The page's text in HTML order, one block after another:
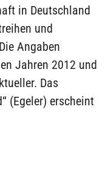
in Deutschland
und
Angaben
Jahren 2012 und
Das
(Egeler) erscheint